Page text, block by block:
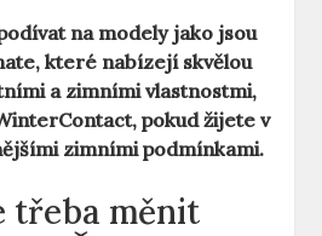
na modely jako jsou
, které nabízejí skvělou
a zimními vlastnostmi,
, pokud žijete v
zimními podmínkami.
třeba měnit